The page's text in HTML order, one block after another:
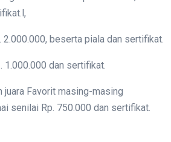
2.000.000, beserta piala dan sertifikat.
1.000.000 dan sertifikat.
juara Favorit masing-masing
senilai Rp. 750.000 dan sertifikat.